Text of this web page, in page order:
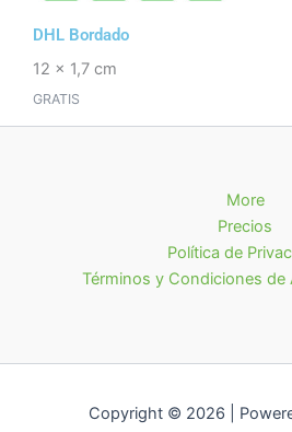
DHL Bordado
12 x 1,7 cm
GRATIS
More
Precios
Política de
Términos y Condiciones de
Copyright © 2026 |